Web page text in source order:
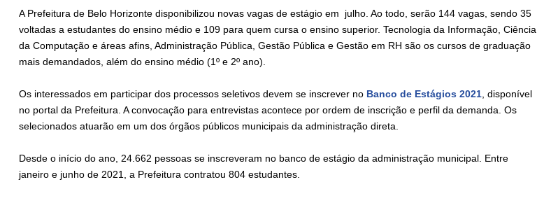
A Prefeitura de Belo Horizonte disponibilizou novas vagas de estágio em julho. Ao todo, serão 144 vagas, sendo 35
voltadas a estudantes do ensino médio e 109 para quem cursa o ensino superior. Tecnologia da Informação, Ciência
da Computação e áreas afins, Administração Pública, Gestão Pública e Gestão em RH são os cursos de graduação
mais demandados, além do ensino médio (1º e 2º ano).
Os interessados em participar dos processos seletivos devem se inscrever no Banco de Estágios 2021, disponível
no portal da Prefeitura. A convocação para entrevistas acontece por ordem de inscrição e perfil da demanda. Os
selecionados atuarão em um dos órgãos públicos municipais da administração direta.
Desde o início do ano, 24.662 pessoas se inscreveram no banco de estágio da administração municipal. Entre
janeiro e junho de 2021, a Prefeitura contratou 804 estudantes.